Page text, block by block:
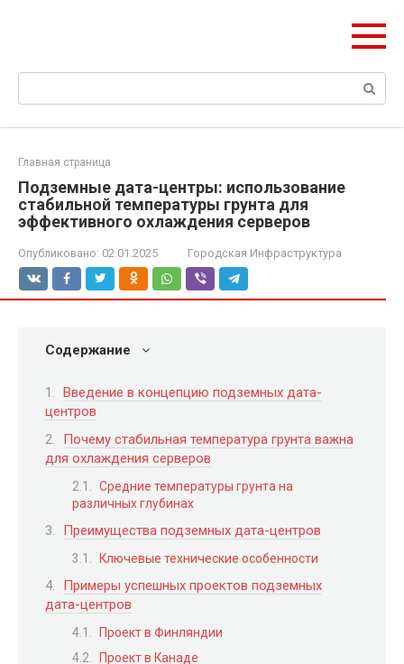
Поиск:
Главная страница
Подземные дата-центры: использование
стабильной температуры грунта для
эффективного охлаждения серверов
Опубликовано: 02.01.2025 Городская Инфраструктура
Содержание
Введение в концепцию подземных дата-
центров
Почему стабильная температура грунта важна
для охлаждения серверов
Средние температуры грунта на
различных глубинах
Преимущества подземных дата-центров
Ключевые технические особенности
Примеры успешных проектов подземных
дата-центров
Проект в Финляндии
Проект в Канаде